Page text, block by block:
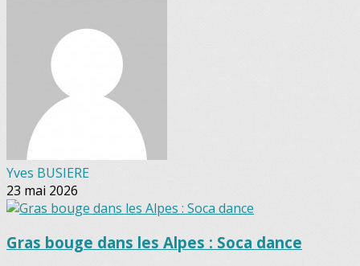
Yves BUSIERE
23 mai 2026
Gras bouge dans les Alpes : Soca dance